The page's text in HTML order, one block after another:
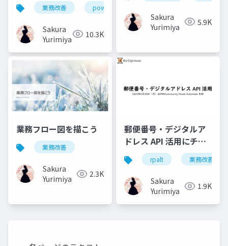
業務改善 powerapps
Sakura
Yurimiya
10.3K
Sakura
Yurimiya
5.9K
業務フロー図を描こう
業務改善
Sakura
Yurimiya
2.3K
郵便番号・デジタルア
ドレス API 活用にチャ
レンジ！rpalt 業務改善
Sakura
Yurimiya
1.9K